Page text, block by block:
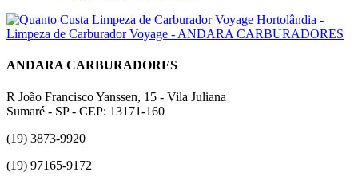
ANDARA CARBURADORES
R João Francisco Yanssen, 15 - Vila Juliana
Sumaré - SP - CEP: 13171-160
(19) 3873-9920
(19) 97165-9172